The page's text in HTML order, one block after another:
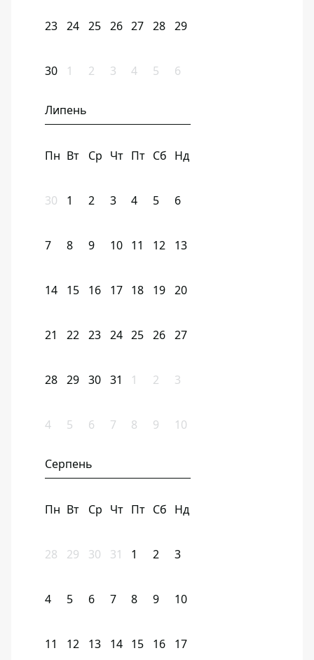
23 24 25 26 27 28 29
30 1 2 3 4 5 6
Липень
Пн Вт Ср Чт Пт Сб Нд
30 1 2 3 4 5 6
7 8 9 10 11 12 13
14 15 16 17 18 19 20
21 22 23 24 25 26 27
28 29 30 31 1 2 3
4 5 6 7 8 9 10
Серпень
Пн Вт Ср Чт Пт Сб Нд
28 29 30 31 1 2 3
4 5 6 7 8 9 10
11 12 13 14 15 16 17